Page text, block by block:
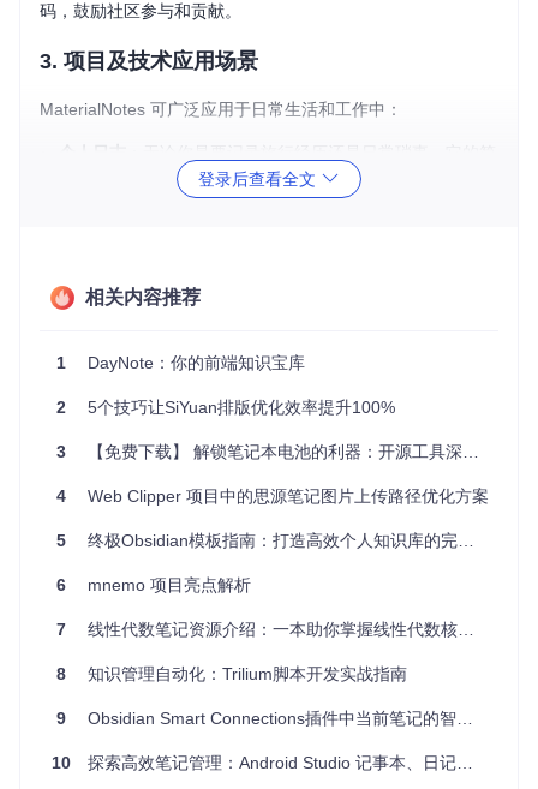
码，鼓励社区参与和贡献。
3. 项目及技术应用场景
MaterialNotes 可广泛应用于日常生活和工作中：
单编辑工具都能满足需求。
：快速录入，轻松整理，让会议记录不再是负担。
界面草图的好帮手。
境，提升用户的使用体验。
4. 项目特点
美观的界面 ：遵循Material Design规范，提供一致性、清晰
易于使用的编辑器：富文本编辑功能，支持添加图片、列
表、标题等元素。
跨平台兼容：适应多种Android设备，无论手机还是平板，
al Design感兴趣，那么MaterialNotes无疑是你的理想选择。
立即尝试，开启你的现代化笔记之旅吧！
-------
登录后查看全文
相关内容推荐
1 DayNote：你的前端知识宝库
2 5个技巧让SiYuan排版优化效率提升100%
3 【免费下载】 解锁笔记本电池的利器：开源工具深度解析与推荐
4 Web Clipper 项目中的思源笔记图片上传路径优化方案
5 终极Obsidian模板指南：打造高效个人知识库的完整方案 🚀
6 mnemo 项目亮点解析
7 线性代数笔记资源介绍：一本助你掌握线性代数核心知识的笔记
8 知识管理自动化：Trilium脚本开发实战指南
9 Obsidian Smart Connections插件中当前笔记的智能关联优化探讨
10 探索高效笔记管理：Android Studio 记事本、日记本源码推荐